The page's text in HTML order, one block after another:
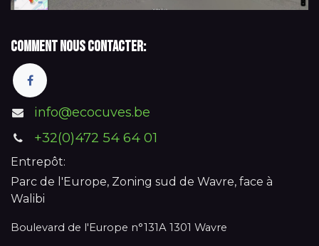
Comment nous contacter:
info@ecocuves.be
+32(0)472 54 64 01
Entrepôt:
Parc de l'Europe, Zoning sud de Wavre, face à
Walibi
Boulevard de l'Europe n°131A 1301 Wavre